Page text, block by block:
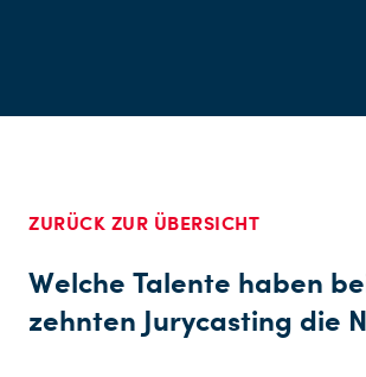
ZURÜCK ZUR ÜBERSICHT
Welche Talente haben
zehnten Jurycasting die